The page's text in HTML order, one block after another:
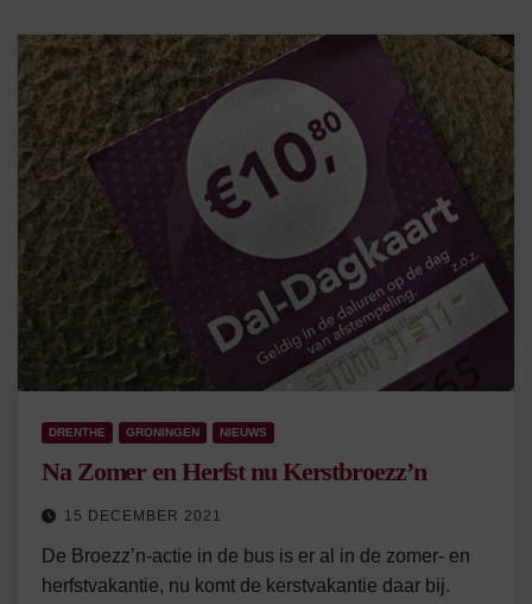
DRENTHE GRONINGEN NIEUWS
Na Zomer en Herfst nu Kerstbroezz’n
15 DECEMBER 2021
De Broezz’n-actie in de bus is er al in de zomer- en
herfstvakantie, nu komt de kerstvakantie daar bij.